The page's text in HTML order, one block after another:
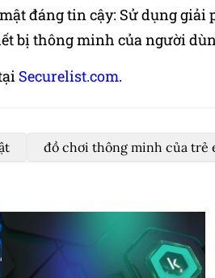
đáng tin cậy: Sử dụng giải
bị thông minh của người
Securelist.com.
đồ chơi thông minh của trẻ